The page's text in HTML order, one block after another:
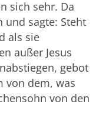
sich sehr. Da
und sagte: Steht
als sie
außer Jesus
gebot
von dem, was
von den